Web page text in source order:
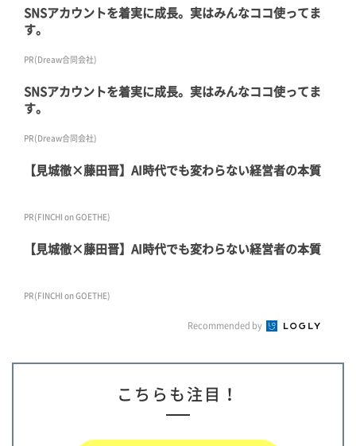
SNSアカウントを着実に成長。実はみんなココ使ってま
す。
PR(Dreaw合同会社)
SNSアカウントを着実に成長。実はみんなココ使ってま
す。
PR(Dreaw合同会社)
【見城徹×藤田晋】AI時代でも変わらない経営者の本質
PR(FINCHI on GOETHE)
【見城徹×藤田晋】AI時代でも変わらない経営者の本質
PR(FINCHI on GOETHE)
Recommended by
こちらも注目！